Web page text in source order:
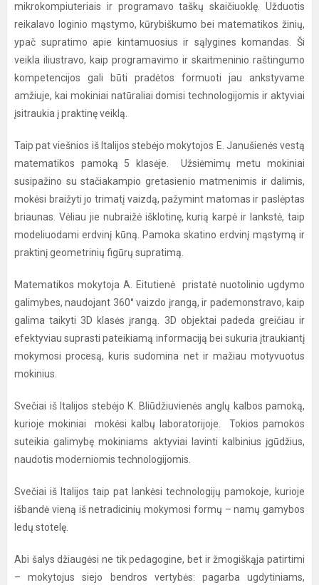
mikrokompiuteriais ir programavo taškų skaičiuoklę. Užduotis
reikalavo loginio mąstymo, kūrybiškumo bei matematikos žinių,
ypač supratimo apie kintamuosius ir sąlygines komandas. Ši
veikla iliustravo, kaip programavimo ir skaitmeninio raštingumo
kompetencijos gali būti pradėtos formuoti jau ankstyvame
amžiuje, kai mokiniai natūraliai domisi technologijomis ir aktyviai
įsitraukia į praktinę veiklą.
Taip pat viešnios iš Italijos stebėjo mokytojos E. Janušienės vestą
matematikos pamoką 5 klasėje. Užsiėmimų metu mokiniai
susipažino su stačiakampio gretasienio matmenimis ir dalimis,
mokėsi braižyti jo trimatį vaizdą, pažymint matomas ir paslėptas
briaunas. Vėliau jie nubraižė išklotinę, kurią karpė ir lankstė, taip
modeliuodami erdvinį kūną. Pamoka skatino erdvinį mąstymą ir
praktinį geometrinių figūrų supratimą.
Matematikos mokytoja A. Eitutienė pristatė nuotolinio ugdymo
galimybes, naudojant 360° vaizdo įrangą, ir pademonstravo, kaip
galima taikyti 3D klasės įrangą. 3D objektai padeda greičiau ir
efektyviau suprasti pateikiamą informaciją bei sukuria įtraukiantį
mokymosi procesą, kuris sudomina net ir mažiau motyvuotus
mokinius.
Svečiai iš Italijos stebėjo K. Bliūdžiuvienės anglų kalbos pamoką,
kurioje mokiniai mokėsi kalbų laboratorijoje. Tokios pamokos
suteikia galimybę mokiniams aktyviai lavinti kalbinius įgūdžius,
naudotis moderniomis technologijomis.
Svečiai iš Italijos taip pat lankėsi technologijų pamokoje, kurioje
išbandė vieną iš netradicinių mokymosi formų – namų gamybos
ledų stotelę.
Abi šalys džiaugėsi ne tik pedagogine, bet ir žmogiškąja patirtimi
– mokytojus siejo bendros vertybės: pagarba ugdytiniams,